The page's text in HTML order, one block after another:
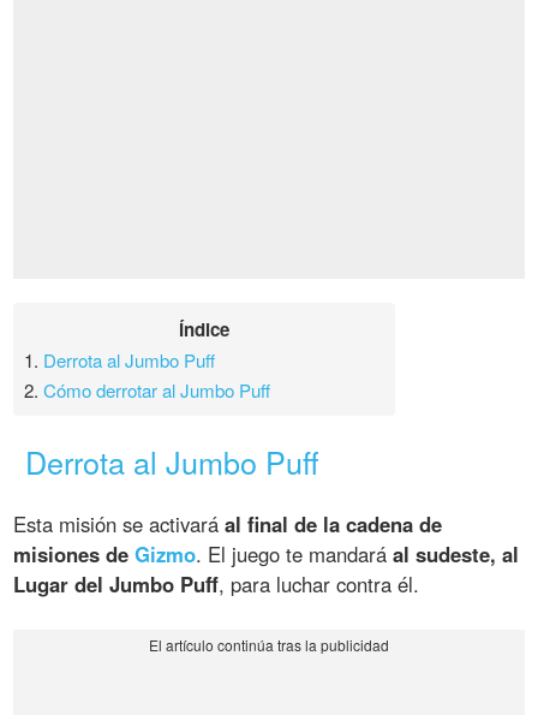
Índice
1. Derrota al Jumbo Puff
2.Cómo derrotar al Jumbo Puff
Derrota al Jumbo Puff
Esta misión se activaráal final de la cadena de
misiones deGizmo. El juego te mandaráal sudeste, al
Lugar del Jumbo Puff, para luchar contra él.